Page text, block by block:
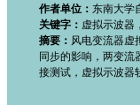
作者单位： 东南大学
关键字： 虚拟示波器
摘要： 风电变流器虚
同步的影响，两变
接测试，虚拟示波器